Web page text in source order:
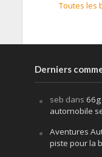
Toutes les
Derniers
seb dans
automobile
Aventures
piste pour la